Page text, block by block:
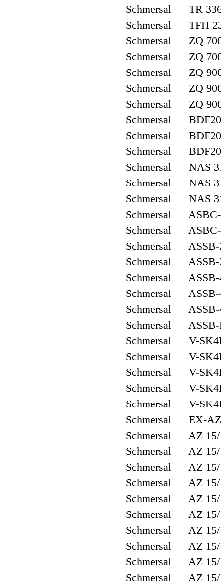
Schmersal TR 336
Schmersal TFH
Schmersal ZQ
Schmersal ZQ
Schmersal ZQ
Schmersal ZQ
Schmersal ZQ
Schmersal
Schmersal
Schmersal
Schmersal NAS
Schmersal NAS
Schmersal NAS
Schmersal ASBC-
Schmersal ASBC-
Schmersal ASSB-
Schmersal ASSB-
Schmersal ASSB-
Schmersal ASSB-
Schmersal ASSB-
Schmersal ASSB-
Schmersal V-
Schmersal V-
Schmersal V-
Schmersal V-
Schmersal V-
Schmersal EX-AZ
Schmersal AZ 15/
Schmersal AZ 15/
Schmersal AZ 15/
Schmersal AZ 15/
Schmersal AZ 15/
Schmersal AZ 15/
Schmersal AZ 15/
Schmersal AZ 15/
Schmersal AZ 15/
Schmersal AZ 15/